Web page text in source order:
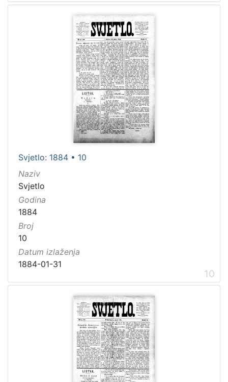
Svjetlo: 1884 • 10
Naziv
Svjetlo
Godina
1884
Broj
10
Datum izlaženja
1884-01-31
10